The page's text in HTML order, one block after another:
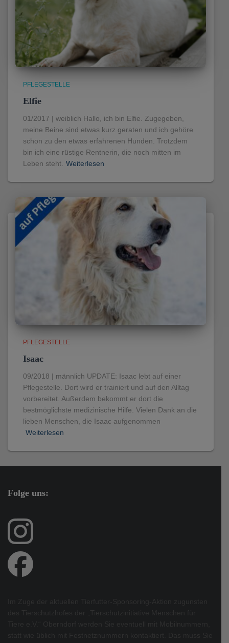
PFLEGESTELLE
Elfie
01/2017 | weiblich Hallo, ich bin Elfie. Zugegeben,
meine Beine sind etwas kurz geraten und ich gehöre
schon zu den etwas erfahrenen Hunden. Trotzdem
bin ich eine rüstige Rentnerin, die noch mitten im
Leben steht. Weiterlesen
PFLEGESTELLE
Isaac
09/2018 | männlich UPDATE: Isaac lebt auf einer
Pflegestelle. Dort wird er trainiert und auf den Alltag
vorbereitet. Außerdem bekommt er dort die
bestmöglichste medizinische Hilfe. Vielen Dank an die
lieben Menschen, die Isaac aufgenommen
Weiterlesen
Folge uns: